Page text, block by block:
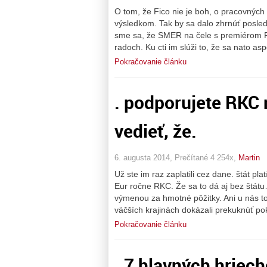
O tom, že Fico nie je boh, o
výsledkom. Tak by sa dalo zhrnúť
sme sa, že SMER na čele s
radoch. Ku cti im slúži to, že sa nato
Pokračovanie článku
. podporujete
vedieť, že.
6. augusta 2014, Prečítané 4 254x, Martin
Už ste im raz zaplatili cez dane. štát
Eur ročne RKC. Že sa to dá aj bez
výmenou za hmotné pôžitky. Ani u nás
väčších krajinách dokázali prekuknúť
Pokračovanie článku